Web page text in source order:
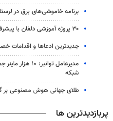
برنامه خاموشی‌های برق در لرستان برای ۱۷
۳۰ پروژه آموزشی دلفان با پیشرفت ۹۱ درصدی آماده بهره‌برداری است
جدیدترین ادعاها و اقدامات
شبکه
طلای جهانی هوش مصنوعی بر
پربازدیدترین ها